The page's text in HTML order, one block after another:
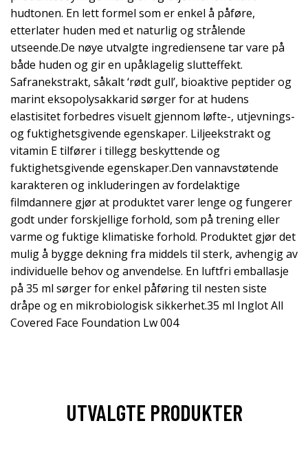
hudtonen. En lett formel som er enkel å påføre,
etterlater huden med et naturlig og strålende
utseende.De nøye utvalgte ingrediensene tar vare på
både huden og gir en upåklagelig slutteffekt.
Safranekstrakt, såkalt ‘rødt gull’, bioaktive peptider og
marint eksopolysakkarid sørger for at hudens
elastisitet forbedres visuelt gjennom løfte-, utjevnings-
og fuktighetsgivende egenskaper. Liljeekstrakt og
vitamin E tilfører i tillegg beskyttende og
fuktighetsgivende egenskaper.Den vannavstøtende
karakteren og inkluderingen av fordelaktige
filmdannere gjør at produktet varer lenge og fungerer
godt under forskjellige forhold, som på trening eller
varme og fuktige klimatiske forhold. Produktet gjør det
mulig å bygge dekning fra middels til sterk, avhengig av
individuelle behov og anvendelse. En luftfri emballasje
på 35 ml sørger for enkel påføring til nesten siste
dråpe og en mikrobiologisk sikkerhet.35 ml Inglot All
Covered Face Foundation Lw 004
UTVALGTE PRODUKTER